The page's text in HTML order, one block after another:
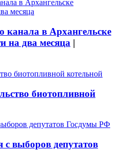
канала в Архангельске
на два месяца |
биотопливной
с выборов депутатов